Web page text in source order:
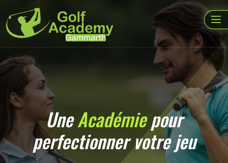
UneAcadémiepour
perfectionner votre jeu